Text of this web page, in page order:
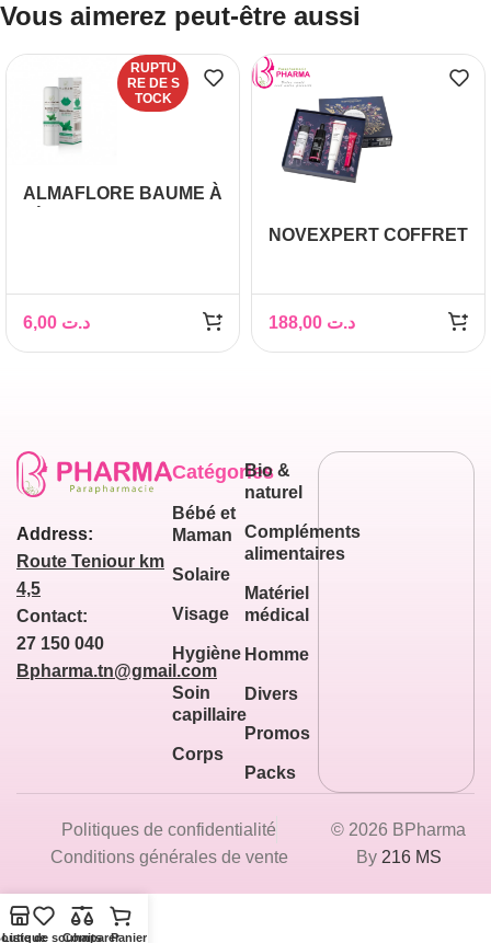
Vous aimerez peut-être aussi
RUPTU
RE DE S
TOCK
ALMAFLORE BAUME À
د.ت
NOVEXPERT COFFRET
د.ت
Address:
Route Teniour km
4,5
Contact:
27 150 040
Bpharma.tn@gmail.com
Catégories
Bébé et
Maman
Solaire
Visage
Hygiène
Soin
capillaire
Corps
Bio &
naturel
Compléments
alimentaires
Matériel
médical
Homme
Divers
Promos
Packs
© 2026 BPharma
By 216 MS
Politiques de confidentialité
Conditions générales de vente
Liste de souhaits
ComparerPanier